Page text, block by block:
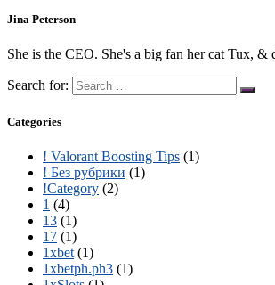
Jina Peterson
She is the CEO. She's a big fan her cat Tux, &
Search for:
Categories
! Valorant Boosting Tips (1)
! Без рубрики (1)
!Category (2)
1 (4)
13 (1)
17 (1)
1xbet (1)
1xbetph.ph3 (1)